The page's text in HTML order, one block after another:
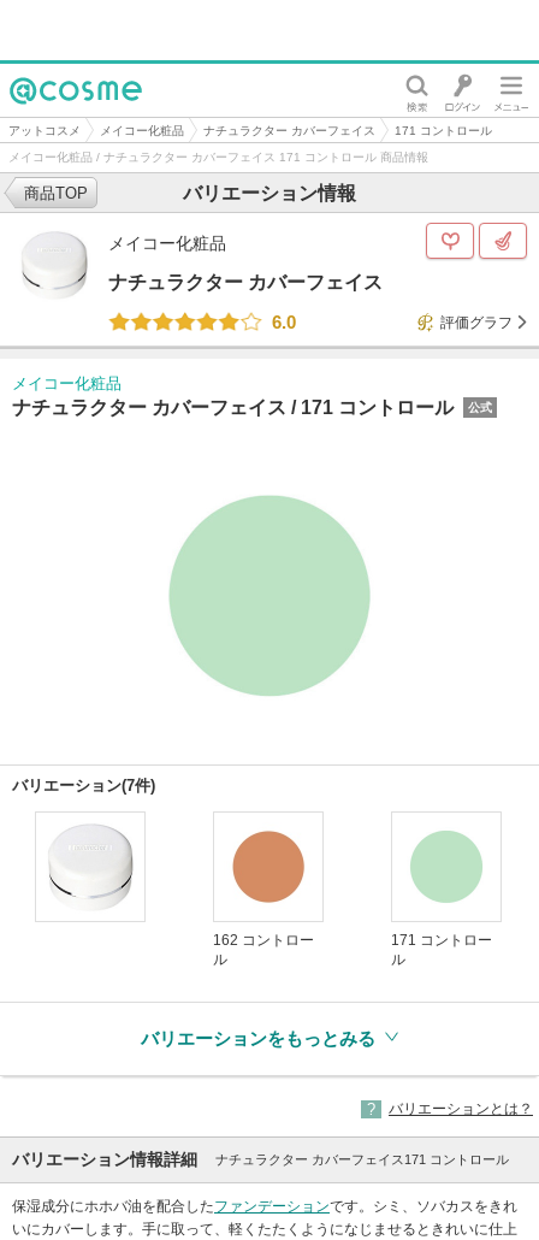
@cosme
アットコスメ メイコー化粧品 ナチュラクター カバーフェイス
171 コントロール
メイコー化粧品 / ナチュラクター カバーフェイス 171 コントロール 商品情報
バリエーション情報
商品TOP
メイコー化粧品
ナチュラクター カバーフェイス
6.0
評価グラフ
メイコー化粧品
ナチュラクター カバーフェイス / 171 コントロール 公式
バリエーション(7件)
162 コントロー
ル
171 コントロー
ル
バリエーションをもっとみる
バリエーションとは？
バリエーション情報詳細 ナチュラクター カバーフェイス171 コントロール
保湿成分にホホバ油を配合したファンデーションです。シミ、ソバカスをきれ
いにカバーします。手に取って、軽くたたくようになじませるときれいに仕上